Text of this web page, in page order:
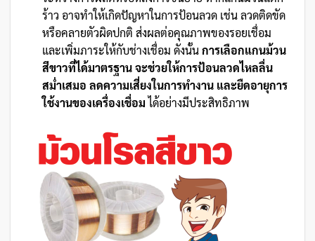
ร้าว อาจทำให้เกิดปัญหาในการป้อนลวด เช่น ลวดติดขัด
หรือคลายตัวผิดปกติ ส่งผลต่อคุณภาพของรอยเชื่อม
และเพิ่มภาระให้กับช่างเชื่อม ดังนั้นการเลือกแกนม้วน
สีขาวที่ได้มาตรฐาน จะช่วยให้การป้อนลวดไหลลื่น
สม่ำเสมอ ลดความเสี่ยงในการทำงาน และยืดอายุการ
ใช้งานของเครื่องเชื่อมได้อย่างมีประสิทธิภาพ